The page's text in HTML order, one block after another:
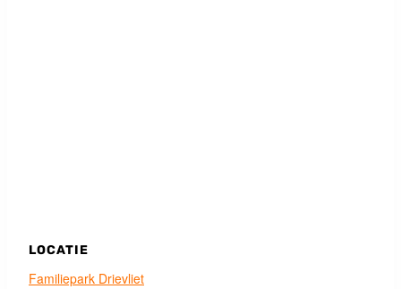
LOCATIE
Familiepark Drievliet